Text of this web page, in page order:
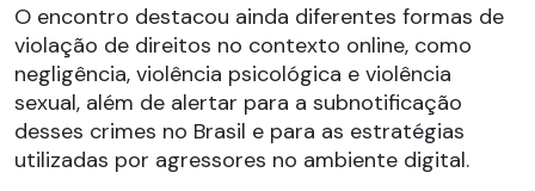
O encontro destacou ainda diferentes formas de
violação de direitos no contexto online, como
negligência, violência psicológica e violência
sexual, além de alertar para a subnotificação
desses crimes no Brasil e para as estratégias
utilizadas por agressores no ambiente digital.